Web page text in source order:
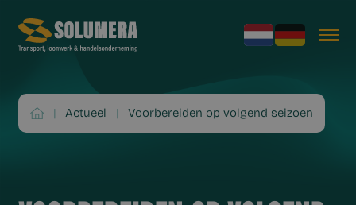
| Actueel | Voorbereiden op volgend seizoen